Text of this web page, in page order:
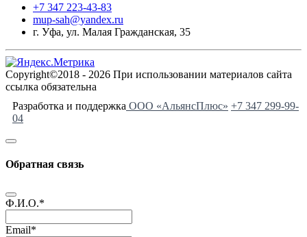
+7 347 223-43-83
mup-sah@yandex.ru
г. Уфа, ул. Малая Гражданская, 35
Copyright©2018 - 2026 При использовании материалов сайта
ссылка обязательна
Разработка и поддержка ООО «АльянсПлюс» +7 347 299-99-
04
Обратная связь
Ф.И.О.*
Email*